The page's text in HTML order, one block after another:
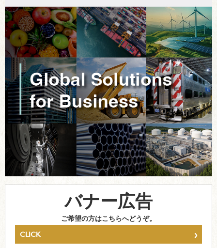
バナー広告
ご希望の方はこちらへどうぞ。
CLICK ›